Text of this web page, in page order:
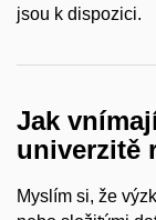
jsou k dispozici.
Jak
univerzitě
Myslím si, že